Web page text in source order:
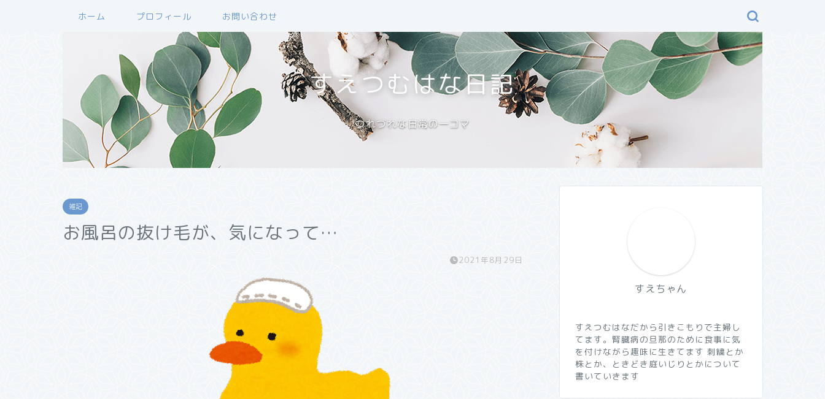
ホーム プロフィール お問い合わせ
すえつむはな日記
つれづれな日常の一コマ
雑記
お風呂の抜け毛が、気になって…
2021年8月29日
すえちゃん
すえつむはなだから引きこもりで主婦し
てます。腎臓病の旦那のために食事に気
を付けながら趣味に生きてます 刺繍とか
株とか、ときどき庭いじりとかについて
書いていきます